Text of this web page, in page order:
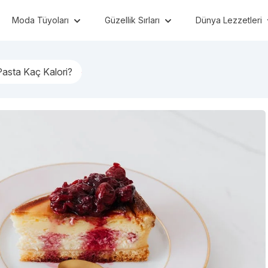
Moda Tüyoları Güzellik Sırları Dünya Lezzetleri
Kaç Kalori?